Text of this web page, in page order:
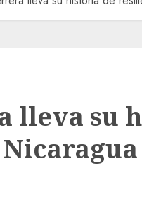
lleva su